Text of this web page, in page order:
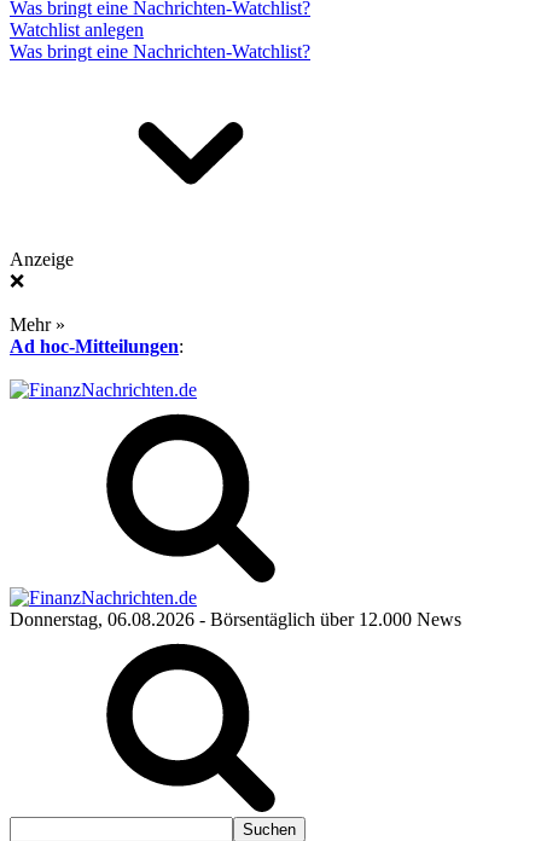
Was bringt eine Nachrichten-Watchlist?
Watchlist anlegen
Was bringt eine Nachrichten-Watchlist?
Anzeige
❌
Mehr »
Ad hoc-Mitteilungen:
Donnerstag, 06.08.2026 - Börsentäglich über 12.000 News